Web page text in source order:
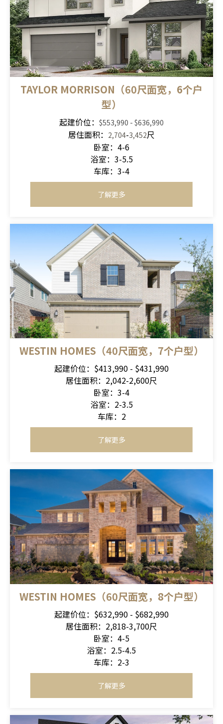
TAYLOR MORRISON（60尺面宽，6个户
型）
起建价位： $553,990 - $636,990
居住面积： 2,704-3,452尺
卧室：4-6
浴室：3-5.5
车库：3-4
了解更多
WESTIN HOMES（40尺面宽，7个户型）
起建价位：$413,990 - $431,990
居住面积：2,042-2,600尺
卧室：3-4
浴室：2-3.5
车库：2
了解更多
WESTIN HOMES（60尺面宽，8个户型）
起建价位：$632,990 - $682,990
居住面积：2,818-3,700尺
卧室：4-5
浴室：2.5-4.5
车库：2-3
了解更多